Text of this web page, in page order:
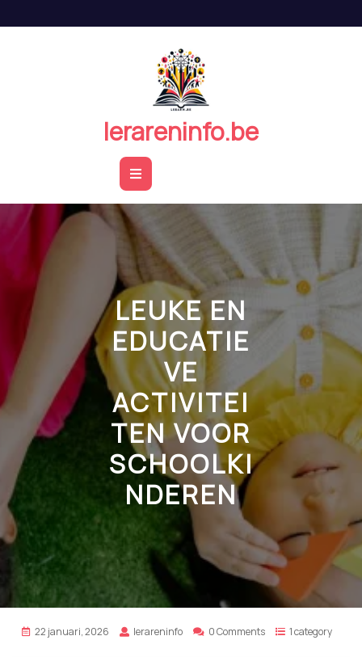
de
lerareninfo.be
Open
Button
LEUKE EN
EDUCATIE
VE
ACTIVITEI
TEN VOOR
SCHOOLKI
NDEREN
22 januari, 2026 lerareninfo 0 Comments 1 category